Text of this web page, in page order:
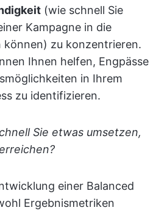
(wie schnell Sie
Kampagne in die
können) zu konzentrieren.
Ihnen helfen, Engpässe
in Ihrem
zu identifizieren.
Sie etwas umsetzen,
einer Balanced
Ergebnismetriken